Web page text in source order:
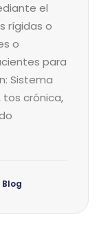
el
rígidas o
o
para
Sistema
tos crónica,